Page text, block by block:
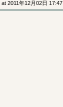
at 2011年12月02日 17:47